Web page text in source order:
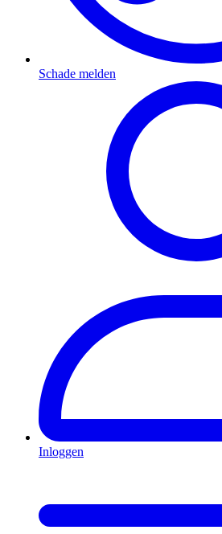
Schade melden
Inloggen